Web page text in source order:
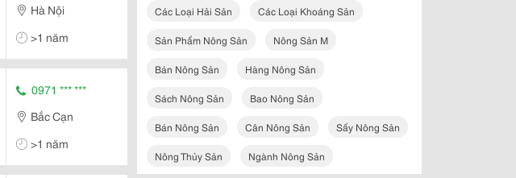
Hà Nội
>1 năm
0971 *** ***
Bắc Cạn
>1 năm
Các Loại Hải Sản Các Loại Khoáng Sản
Sản Phẩm Nông Sản Nông Sản M
Bán Nông Sản Hàng Nông Sản
Sách Nông Sản Bao Nông Sản
Bán Nông Sản Cân Nông Sản Sấy Nông Sản
Nông Thủy Sản Ngành Nông Sản